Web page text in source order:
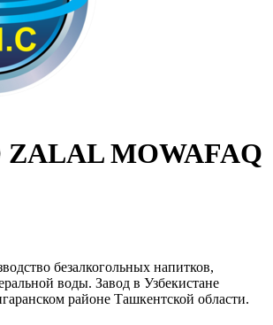
MOWAFAQ
безалкогольных напитков,
воды. Завод в Узбекистане
районе Ташкентской области.